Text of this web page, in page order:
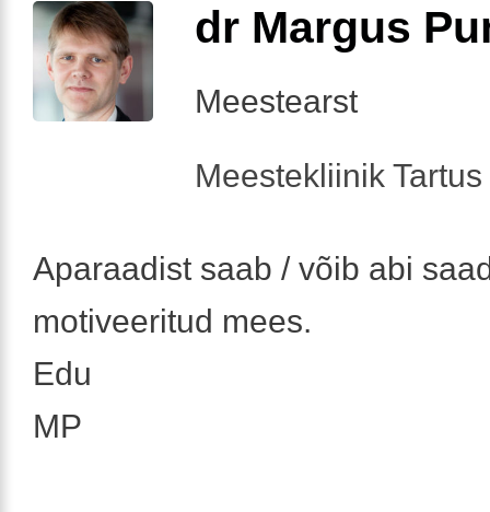
dr Margus
Meestearst
Meestekliinik
Aparaadist saab / võib abi
motiveeritud mees.
Edu
MP